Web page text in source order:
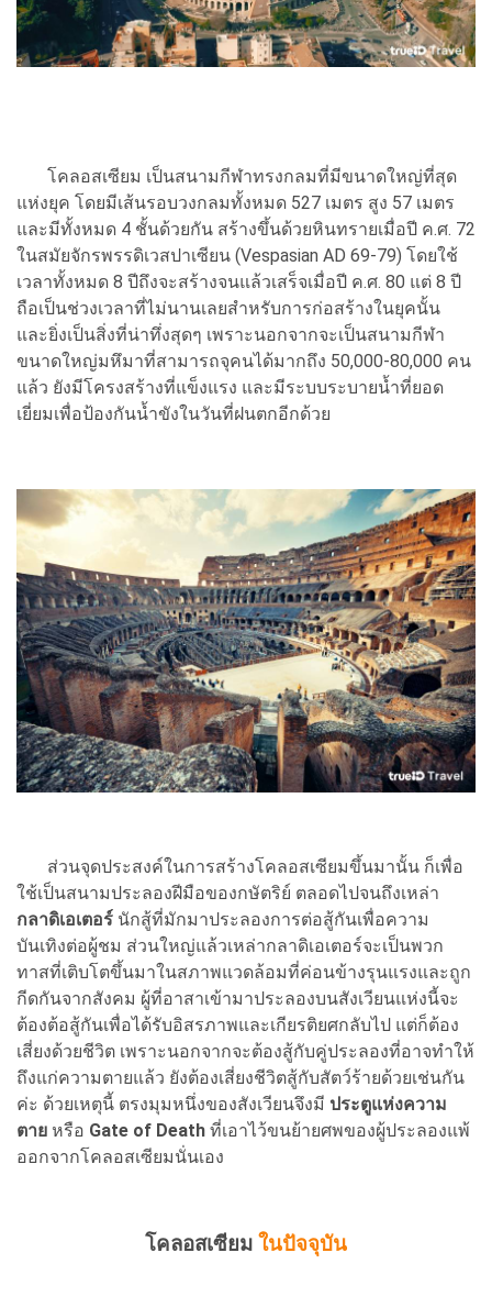
โคลอสเซียม เป็นสนามกีฬาทรงกลมที่มีขนาดใหญ่ที่สุด
แห่งยุค โดยมีเส้นรอบวงกลมทั้งหมด 527 เมตร สูง 57 เมตร
และมีทั้งหมด 4 ชั้นด้วยกัน สร้างขึ้นด้วยหินทรายเมื่อปี ค.ศ. 72
ในสมัยจักรพรรดิเวสปาเซียน (Vespasian AD 69-79) โดยใช้
เวลาทั้งหมด 8 ปีถึงจะสร้างจนแล้วเสร็จเมื่อปี ค.ศ. 80 แต่ 8 ปี
ถือเป็นช่วงเวลาที่ไม่นานเลยสำหรับการก่อสร้างในยุคนั้น
และยิ่งเป็นสิ่งที่น่าทึ่งสุดๆ เพราะนอกจากจะเป็นสนามกีฬา
ขนาดใหญ่มหึมาที่สามารถจุคนได้มากถึง 50,000-80,000 คน
แล้ว ยังมีโครงสร้างที่แข็งแรง และมีระบบระบายน้ำที่ยอด
เยี่ยมเพื่อป้องกันน้ำขังในวันที่ฝนตกอีกด้วย
ส่วนจุดประสงค์ในการสร้างโคลอสเซียมขึ้นมานั้น ก็เพื่อ
ใช้เป็นสนามประลองฝีมือของกษัตริย์ ตลอดไปจนถึงเหล่า
กลาดิเอเตอร์ นักสู้ที่มักมาประลองการต่อสู้กันเพื่อความ
บันเทิงต่อผู้ชม ส่วนใหญ่แล้วเหล่ากลาดิเอเตอร์จะเป็นพวก
ทาสที่เติบโตขึ้นมาในสภาพแวดล้อมที่ค่อนข้างรุนแรงและถูก
กีดกันจากสังคม ผู้ที่อาสาเข้ามาประลองบนสังเวียนแห่งนี้จะ
ต้องต้อสู้กันเพื่อได้รับอิสรภาพและเกียรติยศกลับไป แต่ก็ต้อง
เสี่ยงด้วยชีวิต เพราะนอกจากจะต้องสู้กับคู่ประลองที่อาจทำให้
ถึงแก่ความตายแล้ว ยังต้องเสี่ยงชีวิตสู้กับสัตว์ร้ายด้วยเช่นกัน
ค่ะ ด้วยเหตุนี้ ตรงมุมหนึ่งของสังเวียนจึงมี ประตูแห่งความ
ตาย หรือ Gate of Death ที่เอาไว้ขนย้ายศพของผู้ประลองแพ้
ออกจากโคลอสเซียมนั่นเอง
โคลอสเซียม ในปัจจุบัน